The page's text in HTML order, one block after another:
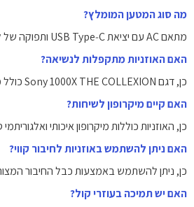
מה סוג המטען המומלץ?
מתאם AC עם יציאת USB Type‑C ותפוקה של לפחות 1.5 אמפר.
האם האוזניות מתקפלות לנשיאה?
כן, דגם Sony 1000X THE COLLEXION כולל מבנה מתקפל ותיק נשיאה.
האם קיים מיקרופון לשיחות?
כן, האוזניות כוללות מיקרופון איכותי ואלגוריתמי
האם ניתן להשתמש באוזניות לחיבור קווי?
כן, ניתן להשתמש באמצעות כבל החיבור
האם יש תמיכה בעוזרי קול?